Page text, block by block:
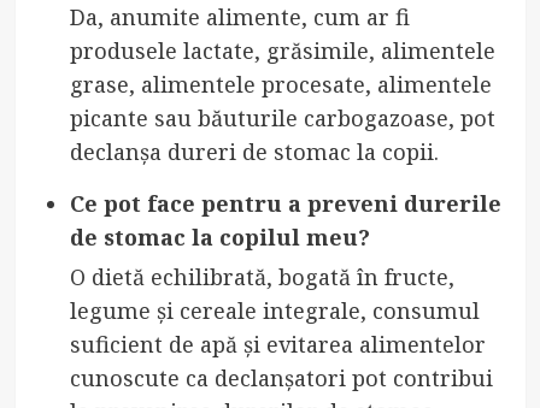
Da, anumite alimente, cum ar fi
produsele lactate, grăsimile, alimentele
grase, alimentele procesate, alimentele
picante sau băuturile carbogazoase, pot
declanșa dureri de stomac la copii.
Ce pot face pentru a preveni durerile
de stomac la copilul meu?
O dietă echilibrată, bogată în fructe,
legume și cereale integrale, consumul
suficient de apă și evitarea alimentelor
cunoscute ca declanșatori pot contribui